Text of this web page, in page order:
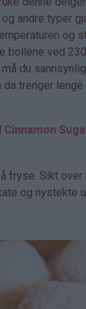
andre typer
og
bollene ved
du
da trenger
Cinnamon
fryse. Sikt
og nystekte